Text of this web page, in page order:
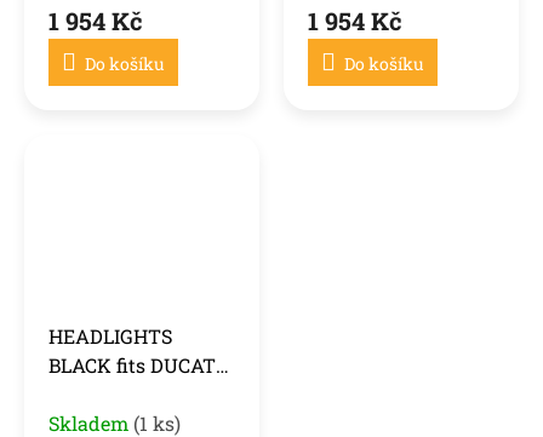
1 954 Kč
Do košíku
1 954 Kč
Do košíku
HEADLIGHTS
BLACK fits DUCATO
10-14
Skladem (1 ks)